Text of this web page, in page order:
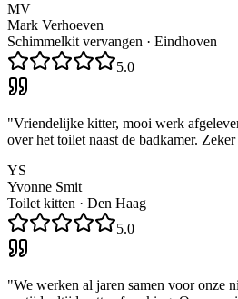
MV
Mark Verhoeven
Schimmelkit vervangen · Eindhoven
5.0
"Vriendelijke kitter, mooi werk
over het toilet naast de badkamer.
YS
Yvonne Smit
Toilet kitten · Den Haag
5.0
"We werken al jaren samen voor onze